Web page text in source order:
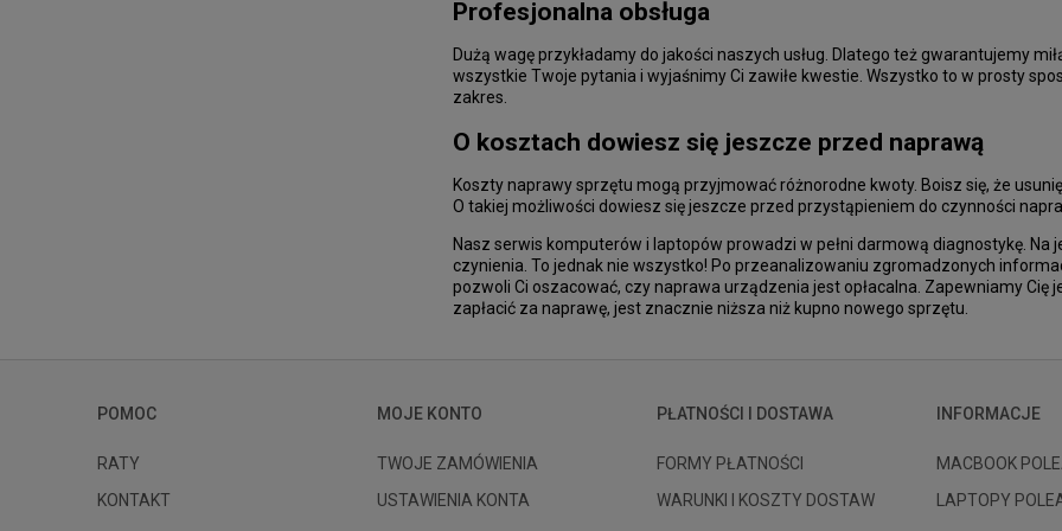
Profesjonalna obsługa
Dużą wagę przykładamy do jakości naszych usług. Dlatego też gwarantujemy
wszystkie Twoje pytania i wyjaśnimy Ci zawiłe kwestie. Wszystko to w prosty
zakres.
O kosztach dowiesz się jeszcze przed naprawą
Koszty naprawy sprzętu mogą przyjmować różnorodne kwoty. Boisz się, że
O takiej możliwości dowiesz się jeszcze przed przystąpieniem do czynności
Nasz serwis komputerów i laptopów prowadzi w pełni darmową diagnostykę.
czynienia. To jednak nie wszystko! Po przeanalizowaniu zgromadzonych
pozwoli Ci oszacować, czy naprawa urządzenia jest opłacalna. Zapewniamy
zapłacić za naprawę, jest znacznie niższa niż kupno nowego sprzętu.
POMOC
RATY
KONTAKT
MOJE KONTO
TWOJE ZAMÓWIENIA
USTAWIENIA KONTA
PŁATNOŚCI I DOSTAWA
FORMY PŁATNOŚCI
WARUNKI I KOSZTY DOSTAW
INFORMACJE
MACBOOK
LAPTOPY